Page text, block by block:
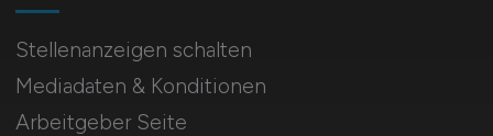
Stellenanzeigen schalten
Mediadaten & Konditionen
Arbeitgeber Seite